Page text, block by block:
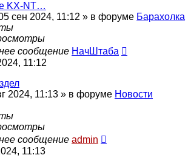
KX-NT…
сен 2024, 11:12 » в форуме Барахолка
сообщение НачШтаба
11:12
2024, 11:13 » в форуме Новости
сообщение admin
11:13